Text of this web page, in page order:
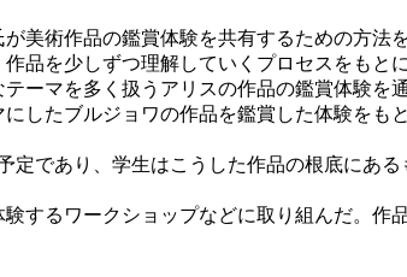
美術作品の鑑賞体験を共有するための方法
品を少しずつ理解していくプロセスをもと
ーマを多く扱うアリスの作品の鑑賞体験を
したブルジョワの作品を鑑賞した体験を
であり、学生はこうした作品の根底にある
するワークショップなどに取り組んだ。